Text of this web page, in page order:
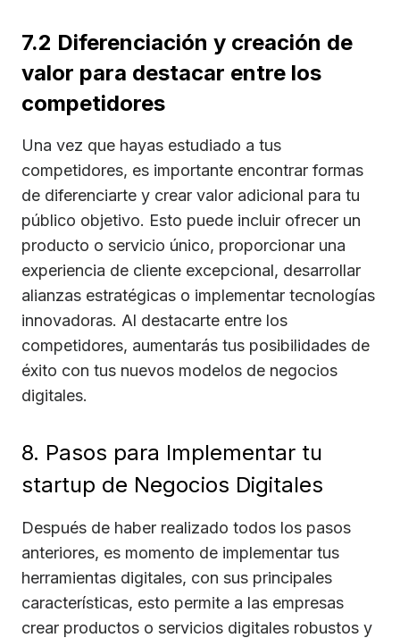
7.2 Diferenciación y creación de
valor para destacar entre los
competidores
Una vez que hayas estudiado a tus
competidores, es importante encontrar formas
de diferenciarte y crear valor adicional para tu
público objetivo. Esto puede incluir ofrecer un
producto o servicio único, proporcionar una
experiencia de cliente excepcional, desarrollar
alianzas estratégicas o implementar tecnologías
innovadoras. Al destacarte entre los
competidores, aumentarás tus posibilidades de
éxito con tus nuevos modelos de negocios
digitales.
8. Pasos para Implementar tu
startup de Negocios Digitales
Después de haber realizado todos los pasos
anteriores, es momento de implementar tus
herramientas digitales, con sus principales
características, esto permite a las empresas
crear productos o servicios digitales robustos y